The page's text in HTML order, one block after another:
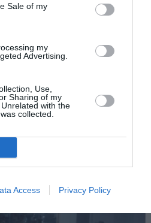
Sale of my
my
Advertising.
Use,
Sharing of my
with the
collected.
Access Privacy Policy
στην Εθνική Λυρική Σκηνή